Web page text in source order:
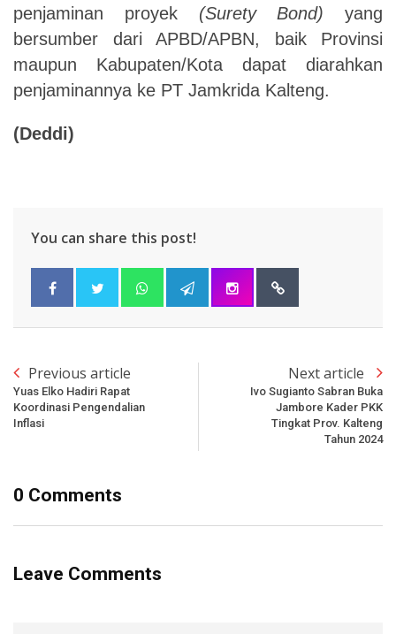
penjaminan proyek (Surety Bond) yang
bersumber dari APBD/APBN, baik Provinsi
maupun Kabupaten/Kota dapat diarahkan
penjaminannya ke PT Jamkrida Kalteng.
(Deddi)
You can share this post!
Previous article
Yuas Elko Hadiri Rapat
Koordinasi Pengendalian
Inflasi
Next article
Ivo Sugianto Sabran Buka
Jambore Kader PKK
Tingkat Prov. Kalteng
Tahun 2024
0 Comments
Leave Comments